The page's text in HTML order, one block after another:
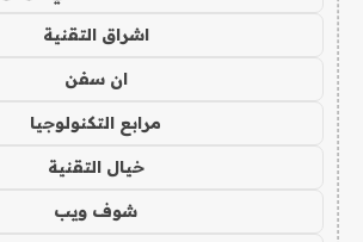
اشراق التقنية
ان سفن
مرابع التكنولوجيا
خيال التقنية
شوف ويب